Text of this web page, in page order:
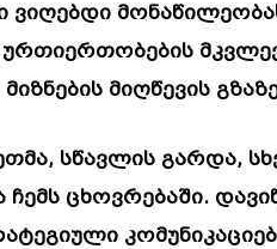
ვიღებდი
მიღწევის
სწავლის გარდა,
ჩემს ცხოვრებაში.